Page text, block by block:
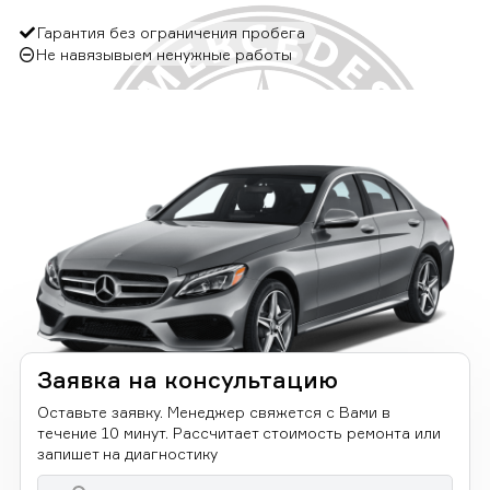
Гарантия без ограничения пробега
Не навязывыем ненужные работы
Заявка на консультацию
Оставьте заявку. Менеджер свяжется с Вами в
течение 10 минут. Рассчитает стоимость ремонта или
запишет на диагностику